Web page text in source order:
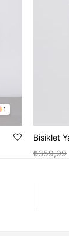
1
Bisiklet
₺359,99